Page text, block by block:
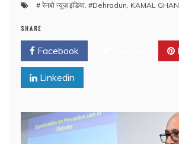
# रेनबो न्यूज़ इंडिया, #Dehradun, KAMAL
SHARE
Facebook
Linkedin